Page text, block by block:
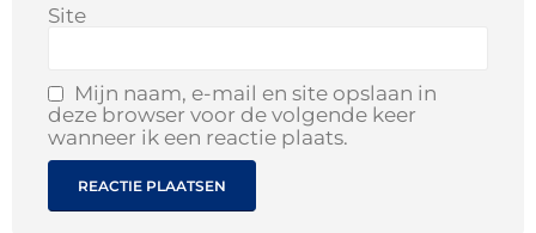
Site
Mijn naam, e-mail en site opslaan in
deze browser voor de volgende keer
wanneer ik een reactie plaats.